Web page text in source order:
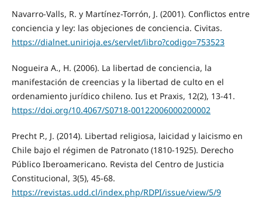
Navarro-Valls, R. y Martínez-Torrón, J. (2001). Conflictos entre
conciencia y ley: las objeciones de conciencia. Civitas.
https://dialnet.unirioja.es/servlet/libro?codigo=753523
Nogueira A., H. (2006). La libertad de conciencia, la
manifestación de creencias y la libertad de culto en el
ordenamiento jurídico chileno. Ius et Praxis, 12(2), 13-41.
https://doi.org/10.4067/S0718-00122006000200002
Precht P., J. (2014). Libertad religiosa, laicidad y laicismo en
Chile bajo el régimen de Patronato (1810-1925). Derecho
Público Iberoamericano. Revista del Centro de Justicia
Constitucional, 3(5), 45-68.
https://revistas.udd.cl/index.php/RDPI/issue/view/5/9